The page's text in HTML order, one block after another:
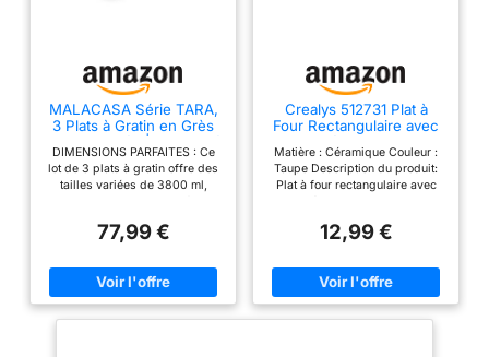
MALACASA Série TARA,
3 Plats à Gratin en Grès
avec Poignée | 3800 ml /
2700 ml / 1450 ml | Plat à
Four avec Motif de
Sésame | Passe au Lave-
Tartes, Gratins, Gâteaux
et Lasagnes
DIMENSIONS PARFAITES : Ce
lot de 3 plats à gratin offre des
tailles variées de 3800 ml,
recettes. MATÉRIAU DE HAUTE
est fabriqué en grès durable,
résistant aux égratignures et
aux températures élevées,
offrant une performance de
77,99 €
Crealys 512731 Plat à
Four Rectangulaire avec
31 x 18,5 x 5,5 cm
Matière : Céramique Couleur :
Taupe Description du produit:
Plat à four rectangulaire avec
Température four: 180
12,99 €